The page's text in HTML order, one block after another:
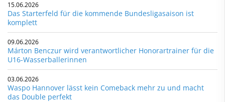
15.06.2026
Das Starterfeld für die kommende Bundesligasaison ist
komplett
09.06.2026
Márton Benczur wird verantwortlicher Honorartrainer für die
U16-Wasserballerinnen
03.06.2026
Waspo Hannover lässt kein Comeback mehr zu und macht
das Double perfekt